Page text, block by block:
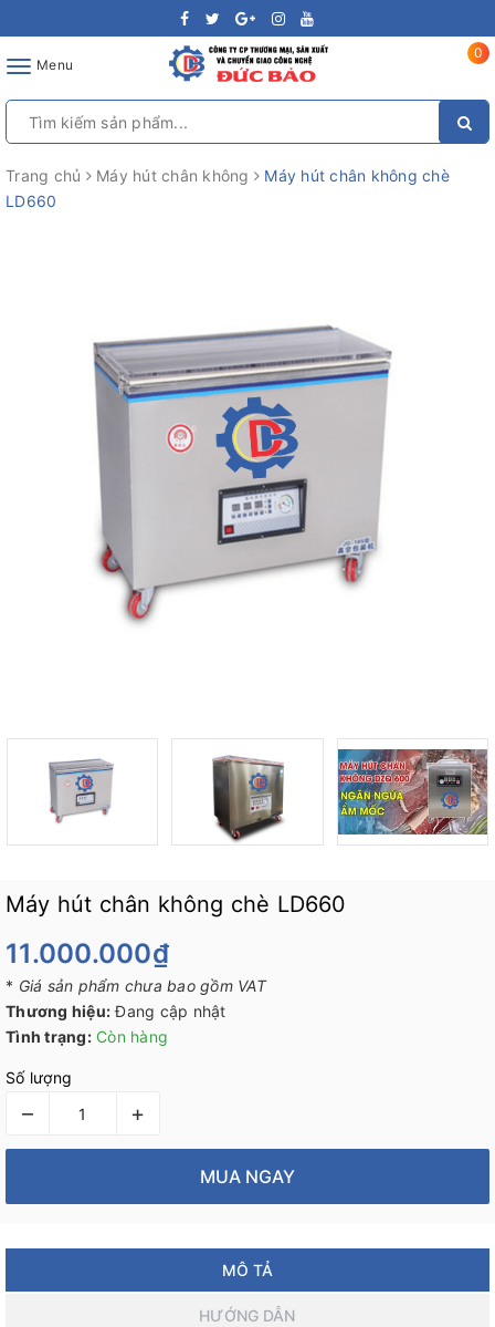
ToggleMenu
0
Trang chủ Máy hút chân không
Máy hút chân không chè
LD660
Máy hút chân không chè LD660
11.000.000₫
* Giá sản phẩm chưa bao gồm VAT
Thương hiệu: Đang cập nhật
Tình trạng: Còn hàng
Số lượng
– +
MUA NGAY
MÔ TẢ
HƯỚNG DẪN